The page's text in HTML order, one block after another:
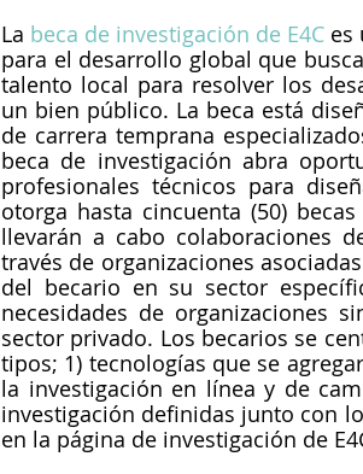
La beca de investigación de E4C es
para el desarrollo global que
talento local para resolver los
un bien público. La beca está
de carrera temprana
beca de investigación abra
profesionales técnicos para
otorga hasta cincuenta (50)
llevarán a cabo colaboraciones
través de organizaciones
del becario en su sector
necesidades de organizaciones
sector privado. Los becarios se
tipos; 1) tecnologías que se
la investigación en línea y de
investigación definidas junto con
en la página de investigación de